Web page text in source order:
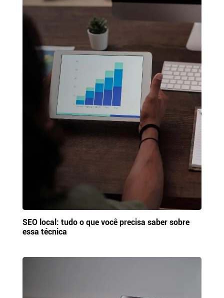
SEO local: tudo o que você precisa saber sobre
essa técnica